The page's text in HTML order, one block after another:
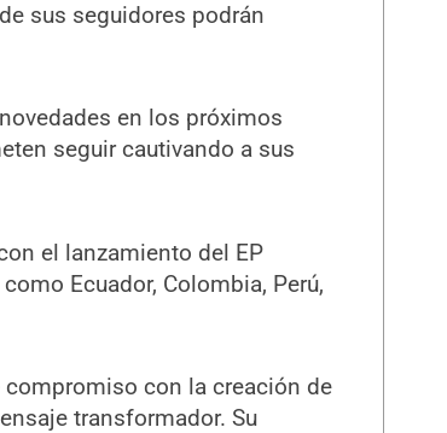
sus seguidores podrán
en los próximos
seguir cautivando a sus
el lanzamiento del EP
Ecuador, Colombia, Perú,
con la creación de
transformador. Su